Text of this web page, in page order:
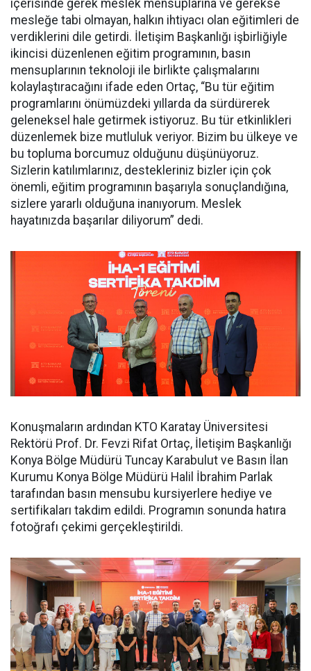
içerisinde gerek meslek mensuplarına ve gerekse
mesleğe tabi olmayan, halkın ihtiyacı olan eğitimleri de
verdiklerini dile getirdi. İletişim Başkanlığı işbirliğiyle
ikincisi düzenlenen eğitim programının, basın
mensuplarının teknoloji ile birlikte çalışmalarını
kolaylaştıracağını ifade eden Ortaç, “Bu tür eğitim
programlarını önümüzdeki yıllarda da sürdürerek
geleneksel hale getirmek istiyoruz. Bu tür etkinlikleri
düzenlemek bize mutluluk veriyor. Bizim bu ülkeye ve
bu topluma borcumuz olduğunu düşünüyoruz.
Sizlerin katılımlarınız, destekleriniz bizler için çok
önemli, eğitim programının başarıyla sonuçlandığına,
sizlere yararlı olduğuna inanıyorum. Meslek
hayatınızda başarılar diliyorum” dedi.
Konuşmaların ardından KTO Karatay Üniversitesi
Rektörü Prof. Dr. Fevzi Rifat Ortaç, İletişim Başkanlığı
Konya Bölge Müdürü Tuncay Karabulut ve Basın İlan
Kurumu Konya Bölge Müdürü Halil İbrahim Parlak
tarafından basın mensubu kursiyerlere hediye ve
sertifikaları takdim edildi. Programın sonunda hatıra
fotoğrafı çekimi gerçekleştirildi.